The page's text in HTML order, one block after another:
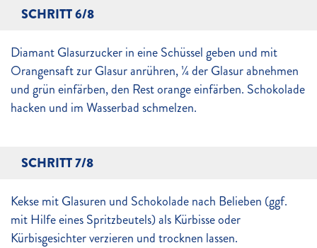
SCHRITT 6/8
Diamant Glasurzucker in eine Schüssel geben und mit
Orangensaft zur Glasur anrühren, ¼ der Glasur abnehmen
und grün einfärben, den Rest orange einfärben. Schokolade
hacken und im Wasserbad schmelzen.
SCHRITT 7/8
Kekse mit Glasuren und Schokolade nach Belieben (ggf.
mit Hilfe eines Spritzbeutels) als Kürbisse oder
Kürbisgesichter verzieren und trocknen lassen.